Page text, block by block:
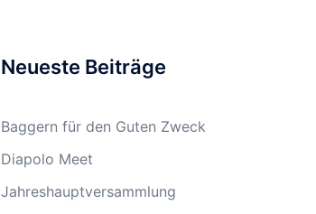
Neueste Beiträge
Baggern für den Guten Zweck
Diapolo Meet
Jahreshauptversammlung